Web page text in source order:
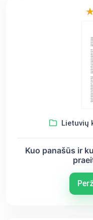
Lietuvių
Kuo panašūs ir